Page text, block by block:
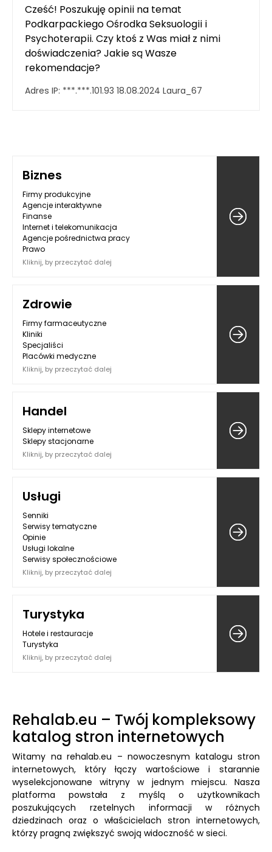
Cześć! Poszukuję opinii na temat
Podkarpackiego Ośrodka Seksuologii i
Psychoterapii. Czy ktoś z Was miał z nimi
doświadczenia? Jakie są Wasze
rekomendacje?
Adres IP: ***.***.101.93 18.08.2024 Laura_67
Biznes
Firmy produkcyjne
Agencje interaktywne
Finanse
Internet i telekomunikacja
Agencje pośrednictwa pracy
Prawo
Kliknij, by przeczytać dalej
Zdrowie
Firmy farmaceutyczne
Kliniki
Specjaliści
Placówki medyczne
Kliknij, by przeczytać dalej
Handel
Sklepy internetowe
Sklepy stacjonarne
Kliknij, by przeczytać dalej
Usługi
Senniki
Serwisy tematyczne
Opinie
Usługi lokalne
Serwisy społecznościowe
Kliknij, by przeczytać dalej
Turystyka
Hotele i restauracje
Turystyka
Kliknij, by przeczytać dalej
Rehalab.eu – Twój kompleksowy
katalog stron internetowych
Witamy na rehalab.eu – nowoczesnym katalogu stron
internetowych, który łączy wartościowe i starannie
wyselekcjonowane witryny w jednym miejscu. Nasza
platforma powstała z myślą o użytkownikach
poszukujących rzetelnych informacji w różnych
dziedzinach oraz o właścicielach stron internetowych,
którzy pragną zwiększyć swoją widoczność w sieci.